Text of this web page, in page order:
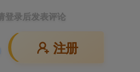
登录后发表评论
注册